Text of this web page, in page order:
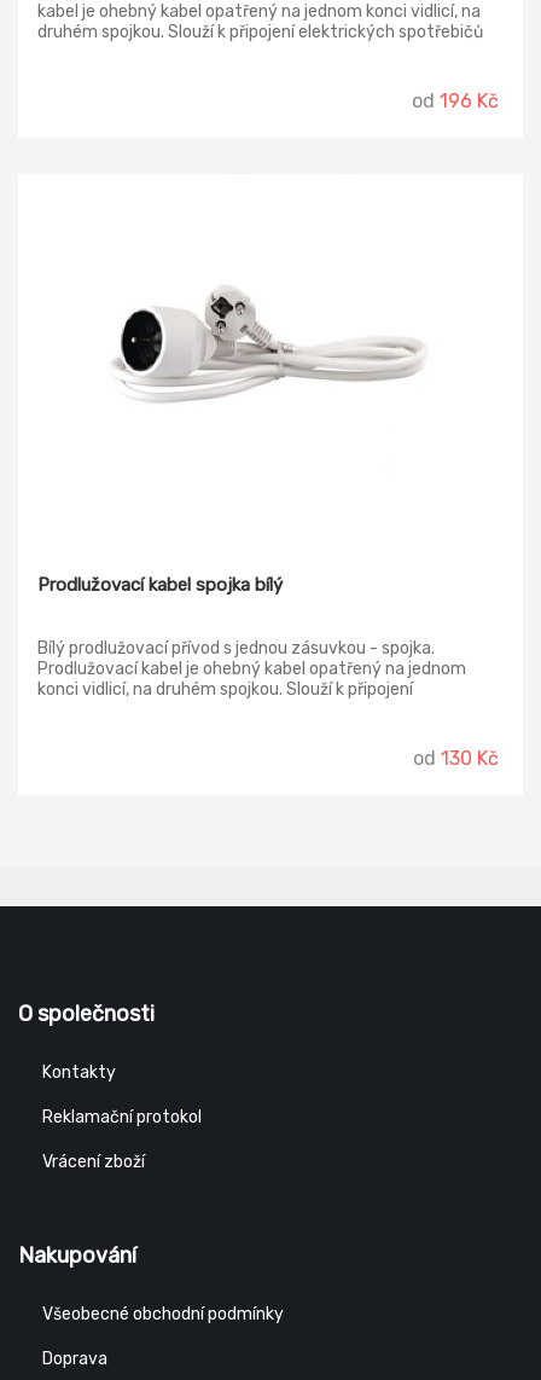
kabel je ohebný kabel opatřený na jednom konci vidlicí, na
druhém spojkou. Slouží k připojení elektrických spotřebičů
nestačí k napojení do nejbližší zásuvky. Délka: 2m, 3 m, 5m
Počet zásuvek: 5 Vypínač: ano Barva: bílá Průřez vodiče: 1,0
od 196 Kč
Prodlužovací kabel spojka bílý
Bílý prodlužovací přívod s jednou zásuvkou - spojka.
Prodlužovací kabel je ohebný kabel opatřený na jednom
konci vidlicí, na druhém spojkou. Slouží k připojení
spojené se spotřebičem nestačí k napojení do nejbližší
zásuvky. Délka: 2m, 3 m, 5m Počet zásuvek: 1 Vypínač: ne
od 130 Kč
O společnosti
Kontakty
Reklamační protokol
Vrácení zboží
Nakupování
Všeobecné obchodní podmínky
Doprava